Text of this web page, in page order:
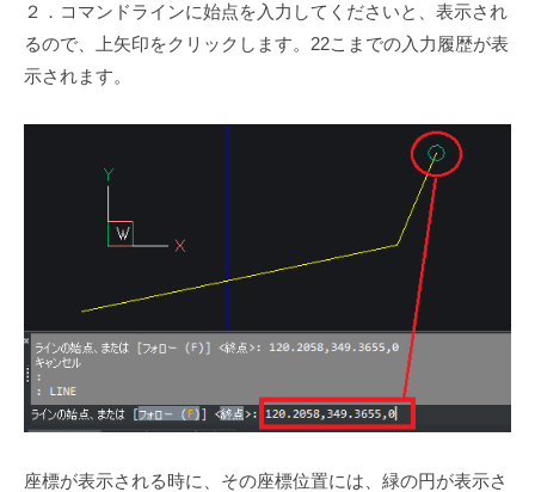
２．コマンドラインに始点を入力してくださいと、表示され
るので、上矢印をクリックします。22こまでの入力履歴が表
示されます。
座標が表示される時に、その座標位置には、緑の円が表示さ